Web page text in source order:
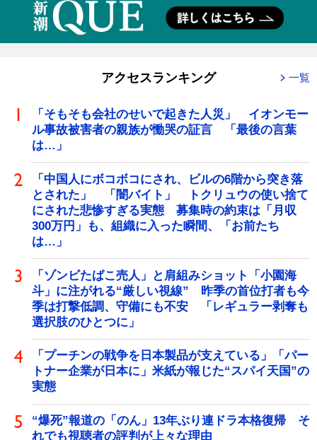
アクセスランキング 一覧
「そもそも会社のせいで起きた人災」 イオンモー
ル事故被害者の親族が慟哭の証言 「最後の言葉
は…」
「中国人にボコボコにされ、ビルの6階から突き落
とされた」 「闇バイト」 トクリュウの使い捨て
にされた悲惨すぎる実態 募集時の約束は「月収
300万円」も、組織に入った瞬間、「お前たち
は…」
「ゾンビたばこ売人」と肩組みショット「小園海
斗」に注がれる“厳しい視線” 昨季の首位打者も今
季は打撃低調、守備にも不安 「レギュラー剥奪も
選択肢のひとつに」
「プーチンの戦争を日本製品が支えている」「パー
トナー企業が日本に」米紙が報じた“スパイ天国”の
実態
“爆死”報道の「のん」13年ぶり連ドラ本格復帰 そ
れでも視聴者の評判が上々な理由